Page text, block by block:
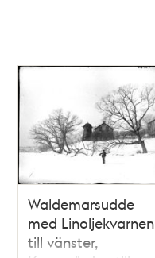
Waldemarsudde
med Linoljekvarnen
till vänster,